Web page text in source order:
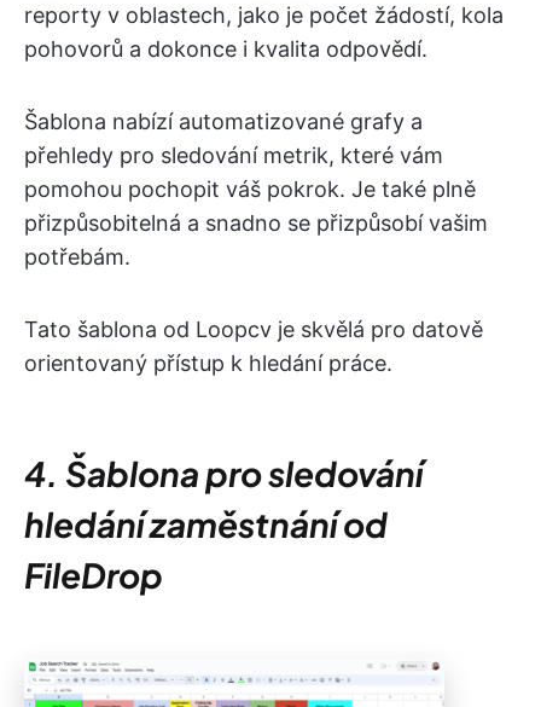
reporty v oblastech, jako je počet žádostí, kola
pohovorů a dokonce i kvalita odpovědí.
Šablona nabízí automatizované grafy a
přehledy pro sledování metrik, které vám
pomohou pochopit váš pokrok. Je také plně
přizpůsobitelná a snadno se přizpůsobí vašim
potřebám.
Tato šablona od Loopcv je skvělá pro datově
orientovaný přístup k hledání práce.
4. Šablona pro sledování
hledání zaměstnání od
FileDrop